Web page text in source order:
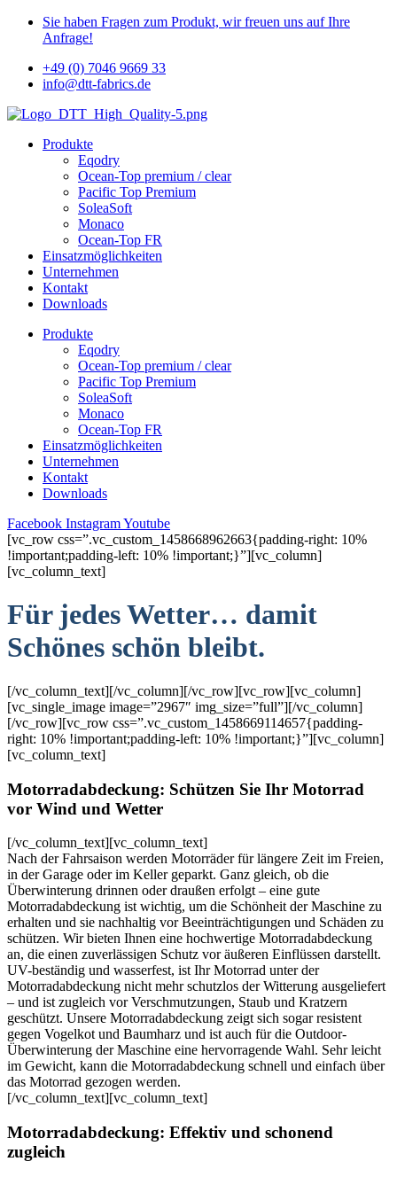
Sie haben Fragen zum Produkt, wir freuen uns auf Ihre
Anfrage!
+49 (0) 7046 9669 33
info@dtt-fabrics.de
Produkte
Eqodry
Ocean-Top premium / clear
Pacific Top Premium
SoleaSoft
Monaco
Ocean-Top FR
Einsatzmöglichkeiten
Unternehmen
Kontakt
Downloads
Produkte
Eqodry
Ocean-Top premium / clear
Pacific Top Premium
SoleaSoft
Monaco
Ocean-Top FR
Einsatzmöglichkeiten
Unternehmen
Kontakt
Downloads
Facebook InstagramYoutube
[vc_row css=”.vc_custom_1458668962663{padding-right: 10%
!important;padding-left: 10% !important;}”][vc_column]
[vc_column_text]
Für jedes Wetter… damit
Schönes schön bleibt.
[/vc_column_text][/vc_column][/vc_row][vc_row][vc_column]
[vc_single_image image=”2967″ img_size=”full”][/vc_column]
[/vc_row][vc_row css=”.vc_custom_1458669114657{padding-
right: 10% !important;padding-left: 10% !important;}”][vc_column]
[vc_column_text]
Motorradabdeckung: Schützen Sie Ihr Motorrad
vor Wind und Wetter
[/vc_column_text][vc_column_text]
Nach der Fahrsaison werden Motorräder für längere Zeit im Freien,
in der Garage oder im Keller geparkt. Ganz gleich, ob die
Überwinterung drinnen oder draußen erfolgt – eine gute
Motorradabdeckung ist wichtig, um die Schönheit der Maschine zu
erhalten und sie nachhaltig vor Beeinträchtigungen und Schäden zu
schützen. Wir bieten Ihnen eine hochwertige Motorradabdeckung
an, die einen zuverlässigen Schutz vor äußeren Einflüssen darstellt.
UV-beständig und wasserfest, ist Ihr Motorrad unter der
Motorradabdeckung nicht mehr schutzlos der Witterung ausgeliefert
– und ist zugleich vor Verschmutzungen, Staub und Kratzern
geschützt. Unsere Motorradabdeckung zeigt sich sogar resistent
gegen Vogelkot und Baumharz und ist auch für die Outdoor-
Überwinterung der Maschine eine hervorragende Wahl. Sehr leicht
im Gewicht, kann die Motorradabdeckung schnell und einfach über
das Motorrad gezogen werden.
[/vc_column_text][vc_column_text]
Motorradabdeckung: Effektiv und schonend
zugleich